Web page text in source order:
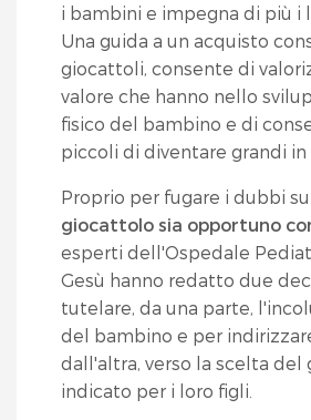
i bambini e impegna di più i
Una guida a un acquisto
giocattoli, consente di
valore che hanno nello
fisico del bambino e di
piccoli di diventare grandi in
Proprio per fugare i dubbi su
giocattolo sia opportuno
esperti dell'Ospedale
Gesù hanno redatto due
tutelare, da una parte,
del bambino e per
dall'altra, verso la scelta del
indicato per i loro figli.